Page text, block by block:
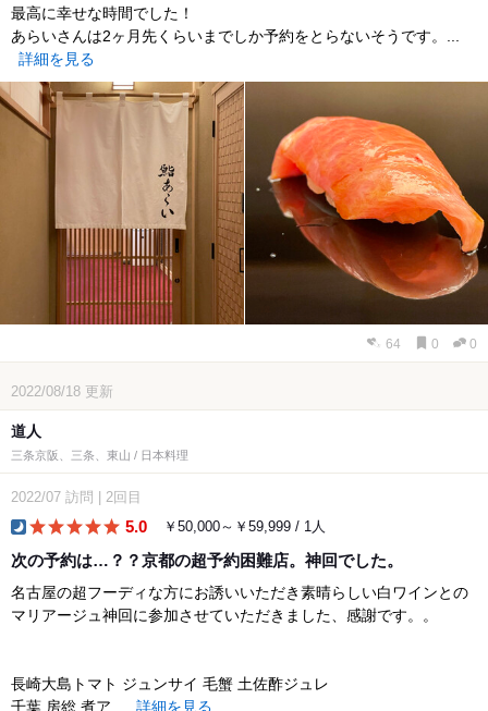
最高に幸せな時間でした！
あらいさんは2ヶ月先くらいまでしか予約をとらないそうです。...
詳細を見る
64 0 0
2022/08/18 更新
道人
三条京阪、三条、東山 / 日本料理
2022/07 訪問 2回目
5.0 ￥50,000～￥59,999 / 1人
次の予約は…？？京都の超予約困難店。神回でした。
名古屋の超フーディな方にお誘いいただき素晴らしい白ワインとの
マリアージュ神回に参加させていただきました、感謝です。。
長崎大島トマト ジュンサイ 毛蟹 土佐酢ジュレ
千葉 房総 煮ア...
詳細を見る